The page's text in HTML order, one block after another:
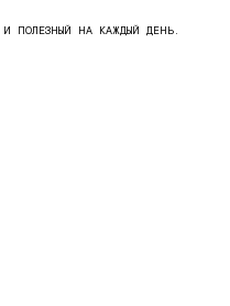
И ПОЛЕЗНЫЙ НА КАЖДЫЙ ДЕНЬ.